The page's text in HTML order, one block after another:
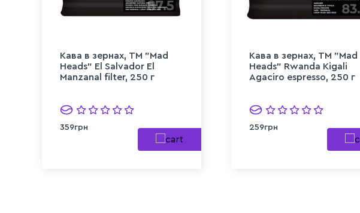
Кава в зернах, ТМ "Mad
Heads" El Salvador El
Manzanal filter, 250 г
359грн
Кава в зернах, ТМ "Mad
Heads" Rwanda Kigali
Agaciro espresso, 250 г
259грн